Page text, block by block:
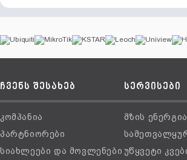
ჩვენს შესახებ
კომპანია
პარტნიორები
სიახლეები და მოვლენები
სერვისები
მზის ენერგია
უწყვეტი